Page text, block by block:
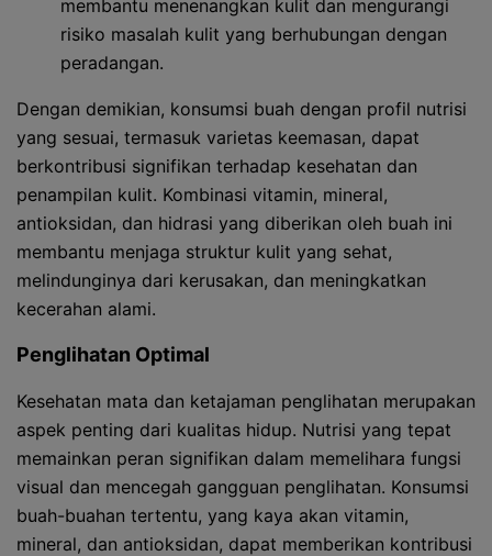
membantu menenangkan kulit dan mengurangi
risiko masalah kulit yang berhubungan dengan
peradangan.
Dengan demikian, konsumsi buah dengan profil nutrisi
yang sesuai, termasuk varietas keemasan, dapat
berkontribusi signifikan terhadap kesehatan dan
penampilan kulit. Kombinasi vitamin, mineral,
antioksidan, dan hidrasi yang diberikan oleh buah ini
membantu menjaga struktur kulit yang sehat,
melindunginya dari kerusakan, dan meningkatkan
kecerahan alami.
Penglihatan Optimal
Kesehatan mata dan ketajaman penglihatan merupakan
aspek penting dari kualitas hidup. Nutrisi yang tepat
memainkan peran signifikan dalam memelihara fungsi
visual dan mencegah gangguan penglihatan. Konsumsi
buah-buahan tertentu, yang kaya akan vitamin,
mineral, dan antioksidan, dapat memberikan kontribusi